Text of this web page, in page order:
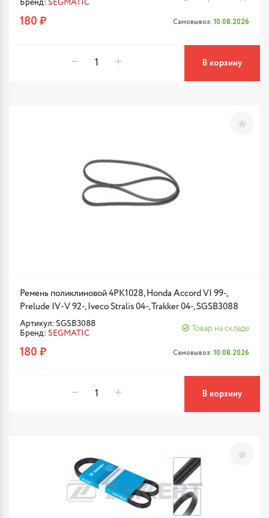
Бренд: SEGMATIC
180 ₽ Самовывоз: 10.08.2026
В корзину
Ремень поликлиновой 4PK1028, Honda Accord VI 99-,
Prelude IV-V 92-, Iveco Stralis 04-, Trakker 04-, SGSB3088
Артикул: SGSB3088
Бренд: SEGMATIC
Товар на складе
180 ₽ Самовывоз: 10.08.2026
В корзину